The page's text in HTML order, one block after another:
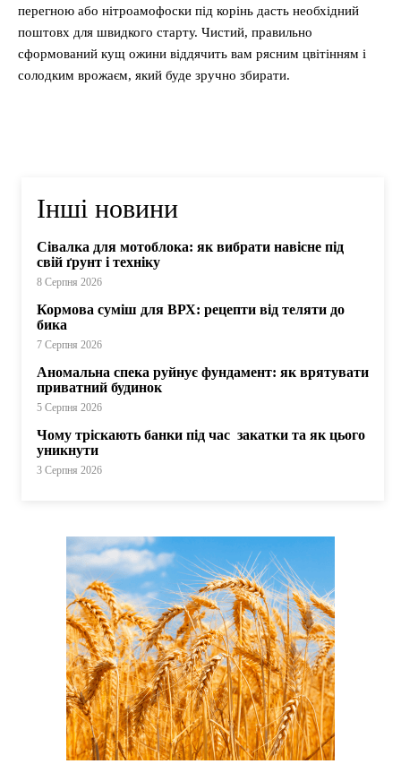
перегною або нітроамофоски під корінь дасть необхідний
поштовх для швидкого старту. Чистий, правильно
сформований кущ ожини віддячить вам рясним цвітінням і
солодким врожаєм, який буде зручно збирати.
Інші новини
Сівалка для мотоблока: як вибрати навісне під
свій ґрунт і техніку
8 Серпня 2026
Кормова суміш для ВРХ: рецепти від теляти до
бика
7 Серпня 2026
Аномальна спека руйнує фундамент: як врятувати
приватний будинок
5 Серпня 2026
Чому тріскають банки під час закатки та як цього
уникнути
3 Серпня 2026